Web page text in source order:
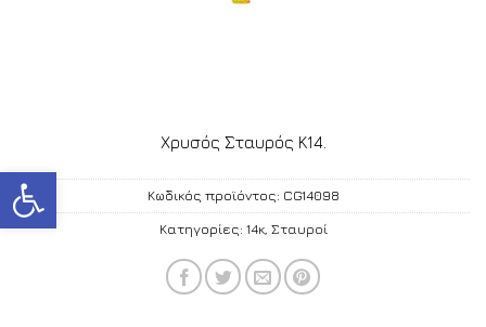
Ανοίξτε τη γραμμή εργαλείων
Χρυσός Σταυρός Κ14.
Κωδικός προϊόντος: CG14098
Κατηγορίες: 14κ, Σταυροί